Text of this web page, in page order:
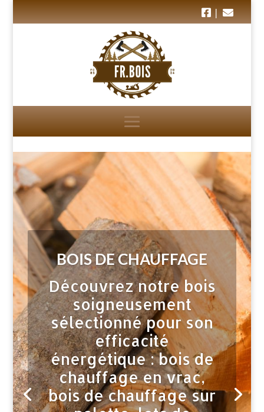
|
BOIS DENSIFIÉ
Notre gamme de bois
densifié représente la
solution idéale pour
un chauffage
écologique et
efficace. Fabriqués à
partir de copeaux et
sciures de bois
compressés, nos